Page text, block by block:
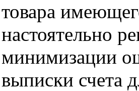
товара
настоятельно
минимизации
выписки счета